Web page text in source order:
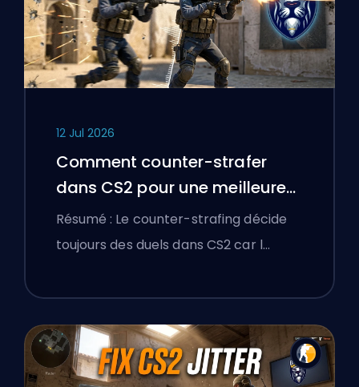
12 Jul 2026
Comment counter-strafer
dans CS2 pour une meilleure
précision
Résumé : Le counter-strafing décide
toujours des duels dans CS2 car l…